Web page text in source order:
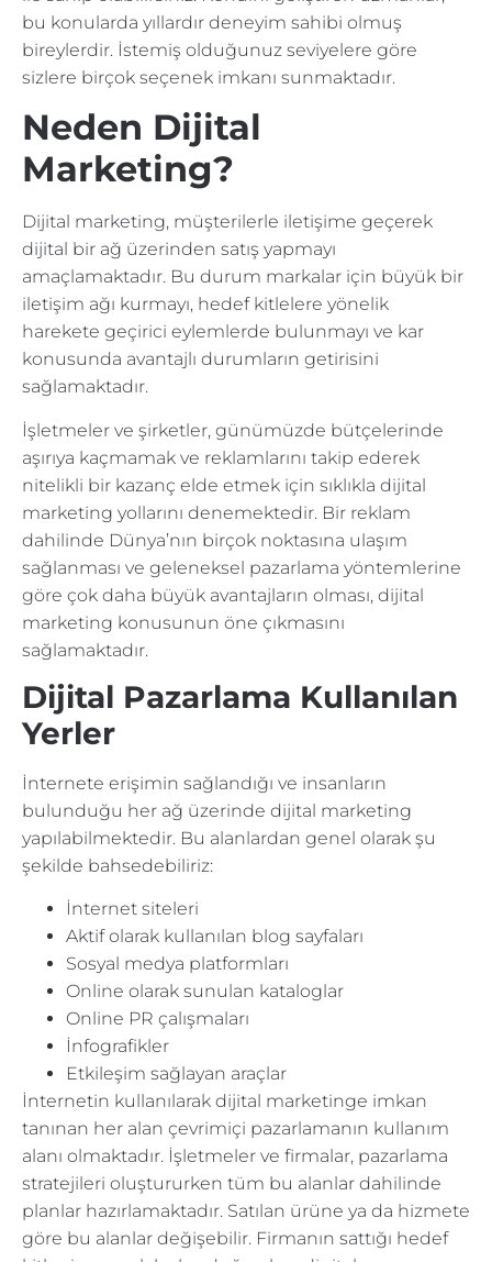
bu konularda yıllardır deneyim sahibi olmuş
bireylerdir. İstemiş olduğunuz seviyelere göre
sizlere birçok seçenek imkanı sunmaktadır.
Neden Dijital
Marketing?
Dijital marketing, müşterilerle iletişime geçerek
dijital bir ağ üzerinden satış yapmayı
amaçlamaktadır. Bu durum markalar için büyük bir
iletişim ağı kurmayı, hedef kitlelere yönelik
harekete geçirici eylemlerde bulunmayı ve kar
konusunda avantajlı durumların getirisini
sağlamaktadır.
İşletmeler ve şirketler, günümüzde bütçelerinde
aşırıya kaçmamak ve reklamlarını takip ederek
nitelikli bir kazanç elde etmek için sıklıkla dijital
marketing yollarını denemektedir. Bir reklam
dahilinde Dünya’nın birçok noktasına ulaşım
sağlanması ve geleneksel pazarlama yöntemlerine
göre çok daha büyük avantajların olması, dijital
marketing konusunun öne çıkmasını
sağlamaktadır.
Dijital Pazarlama Kullanılan
Yerler
İnternete erişimin sağlandığı ve insanların
bulunduğu her ağ üzerinde dijital marketing
yapılabilmektedir. Bu alanlardan genel olarak şu
şekilde bahsedebiliriz:
İnternet siteleri
Aktif olarak kullanılan blog sayfaları
Sosyal medya platformları
Online olarak sunulan kataloglar
Online PR çalışmaları
İnfografikler
Etkileşim sağlayan araçlar
İnternetin kullanılarak dijital marketinge imkan
tanınan her alan çevrimiçi pazarlamanın kullanım
alanı olmaktadır. İşletmeler ve firmalar, pazarlama
stratejileri oluştururken tüm bu alanlar dahilinde
planlar hazırlamaktadır. Satılan ürüne ya da hizmete
göre bu alanlar değişebilir. Firmanın sattığı hedef